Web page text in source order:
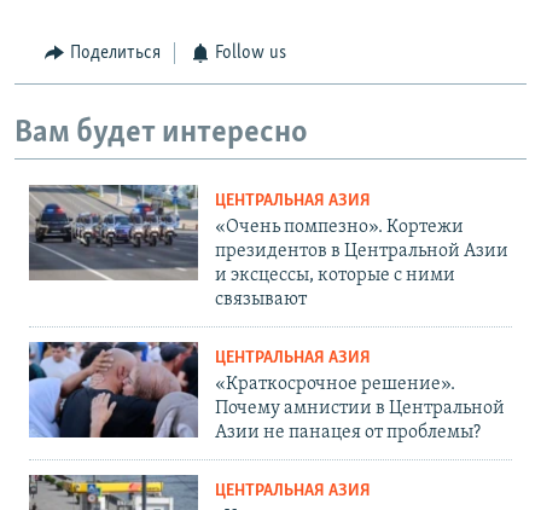
Поделиться Follow us
Вам будет интересно
ЦЕНТРАЛЬНАЯ АЗИЯ
«Очень помпезно». Кортежи
президентов в Центральной Азии
и эксцессы, которые с ними
связывают
ЦЕНТРАЛЬНАЯ АЗИЯ
«Краткосрочное решение».
Почему амнистии в Центральной
Азии не панацея от проблемы?
ЦЕНТРАЛЬНАЯ АЗИЯ